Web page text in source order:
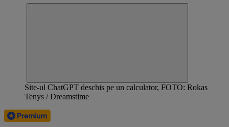
Site-ul ChatGPT deschis pe un calculator, FOTO: Rokas
Tenys / Dreamstime